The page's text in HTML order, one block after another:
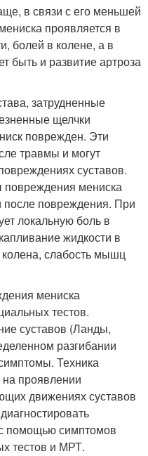
в связи с его меньшей
проявляется в
болей в колене, а в
быть и развитие артроза
затрудненные
щелчки
поврежден. Эти
травмы и могут
суставов.
мениска
после повреждения. При
локальную боль в
жидкости в
колена, слабость мышц
мениска
тестов.
суставов (Ланды,
разгибании
Техника
проявлении
движениях суставов
помощью симптомов
тестов и МРТ.